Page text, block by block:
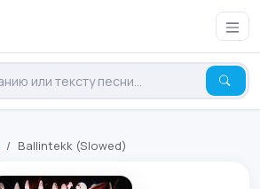
Ballintekk (Slowed)